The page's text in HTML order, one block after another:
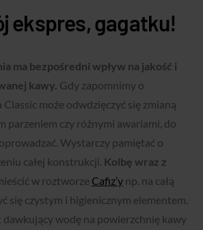
ekspres, gagatku!
ma bezpośredni wpływ na jakość i
kawy. Gdy zapomnimy o
Classic może odwdzięczyć się zmianą
parzeniem czy różnymi awariami, do
Wystarczy pamiętać o
całej konstrukcji. Kolbę wraz z
w roztworze Cafiz’y np. na całą
się czystym i higienicznym elementem.
dawkujący wodę na powierzchnię kawy